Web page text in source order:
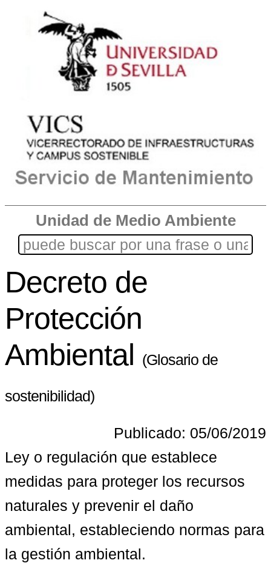
Unidad de Medio Ambiente
Decreto de
Protección
Ambiental (Glosario de
sostenibilidad)
Publicado: 05/06/2019
Ley o regulación que establece
medidas para proteger los recursos
naturales y prevenir el daño
ambiental, estableciendo normas para
la gestión ambiental.